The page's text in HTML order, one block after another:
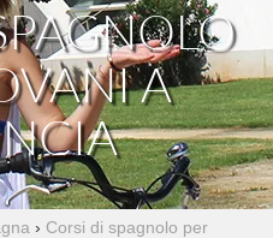
A
› Corsi di spagnolo per